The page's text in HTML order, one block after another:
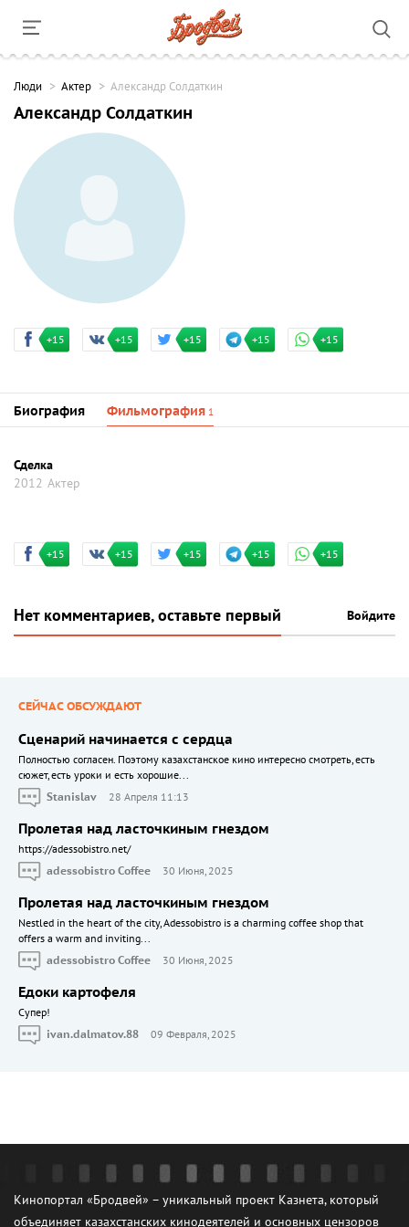
Люди Актер Александр Солдаткин
Александр Солдаткин
+15 +15 +15 +15 +15
Биография Фильмография 1
Сделка
2012 Актер
+15 +15 +15 +15 +15
Нет комментариев, оставьте первый Войдите
СЕЙЧАС ОБСУЖДАЮТ
Сценарий начинается с сердца
Полностью согласен. Поэтому казахстанское кино интересно смотреть, есть
сюжет, есть уроки и есть хорошие...
Stanislav
28 Апреля 11:13
Пролетая над ласточкиным гнездом
https://adessobistro.net/
adessobistro Coffee
30 Июня, 2025
Пролетая над ласточкиным гнездом
Nestled in the heart of the city, Adessobistro is a charming coffee shop that
offers a warm and inviting...
adessobistro Coffee
30 Июня, 2025
Едоки картофеля
Cупер!
ivan.dalmatov.88
09 Февраля, 2025
Кинопортал «Бродвей» – уникальный проект Казнета, который
объединяет казахстанских кинодеятелей и основных цензоров